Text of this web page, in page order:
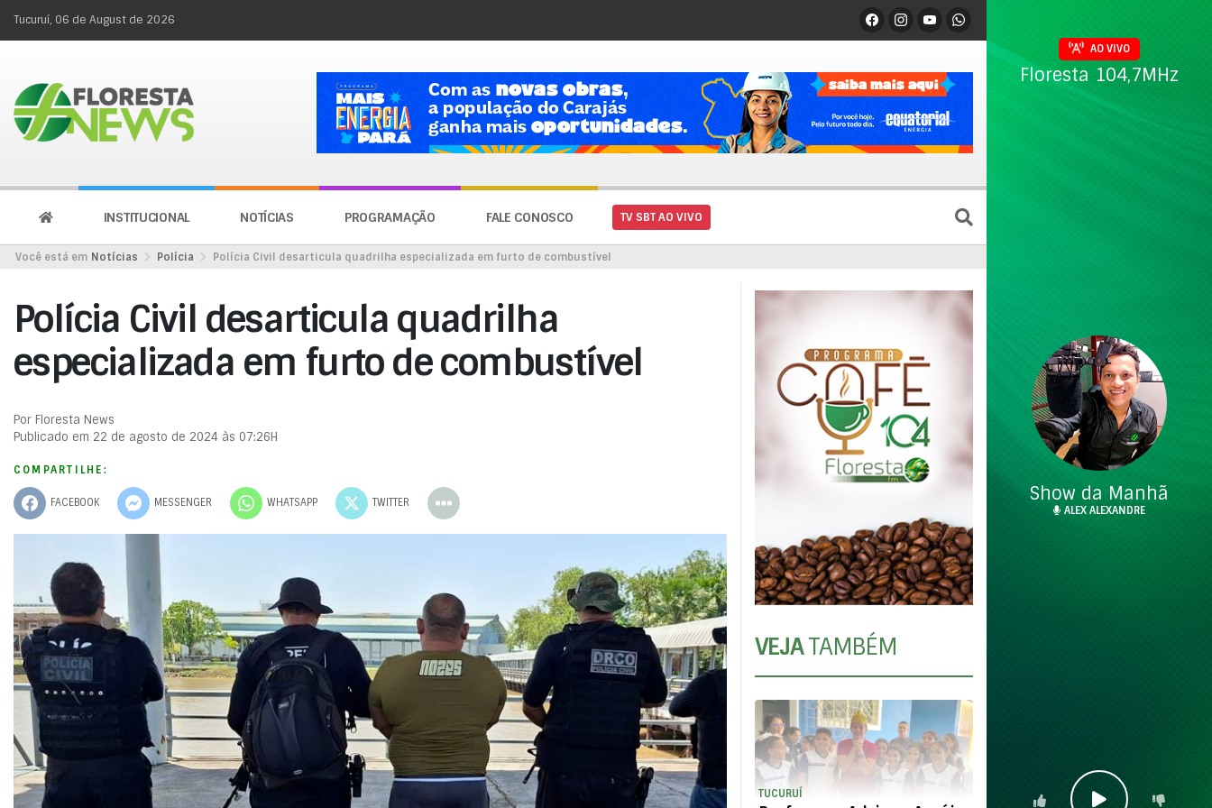
Tucuruí, 06 de August de 2026
INSTITUCIONAL NOTÍCIAS PROGRAMAÇÃO FALE CONOSCO TV SBT AO VIVO
Você está em Notícias Polícia Polícia Civil desarticula quadrilha especializada em furto de combustível
Polícia Civil desarticula quadrilha
especializada em furto de combustível
Por Floresta News
Publicado em 22 de agosto de 2024 às 07:26H
COMPARTILHE:
FACEBOOK MESSENGER WHATSAPP TWITTER
VEJATAMBÉM
TUCURUÍ
AO VIVO
Floresta 104,7MHz
Show da Manhã
ALEX ALEXANDRE